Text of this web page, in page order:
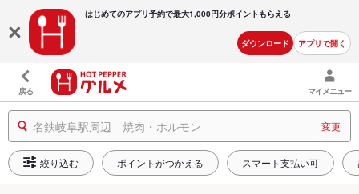
はじめてのアプリ予約で最大1,000円分ポイントもらえる
ダウンロード アプリで開く
戻る マイメニュー
名鉄岐阜駅周辺 焼肉・ホルモン 変更
絞り込む ポイントがつかえる スマート支払い可